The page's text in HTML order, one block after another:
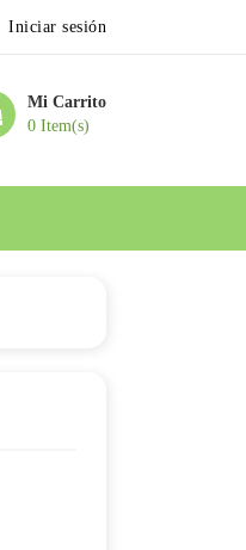
Iniciar sesión
Mi Carrito
0 Item(s)